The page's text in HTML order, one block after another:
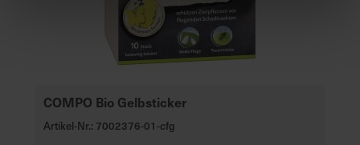
COMPO Bio Gelbsticker
Artikel-Nr.: 7002376-01-cfg